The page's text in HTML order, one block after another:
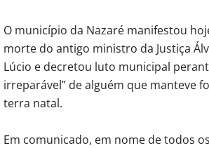
O município da Nazaré manifestou
morte do antigo ministro da Justiça
Lúcio e decretou luto municipal
irreparável” de alguém que manteve
terra natal.
Em comunicado, em nome de todos